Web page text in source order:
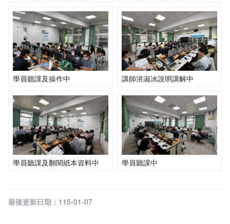
學員聽課及操作中 講師洪淑冰說明講解中
學員聽課及翻閱紙本資料中 學員聽課中
最後更新日期：115-01-07